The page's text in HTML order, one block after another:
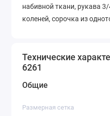
набивной ткани, рукава
коленей, сорочка из
Технические
6261
Общие
Размерная сетка